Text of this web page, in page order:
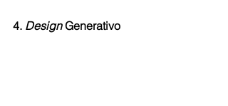
4. Design Generativo